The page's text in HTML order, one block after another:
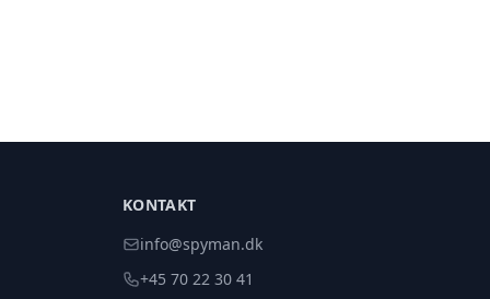
KONTAKT
info@spyman.dk
+45 70 22 30 41